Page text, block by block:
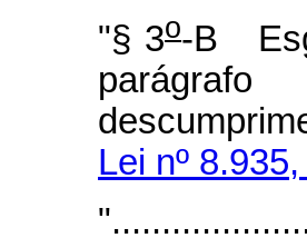
"§ 3o-B
Lei nº